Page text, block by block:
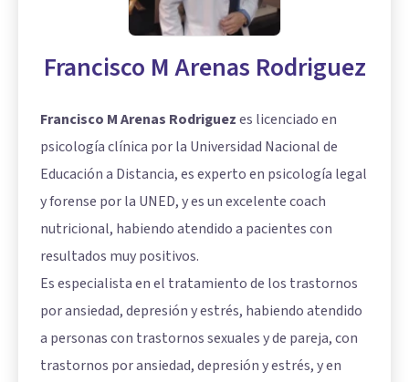
Francisco M Arenas Rodriguez
Francisco M Arenas Rodriguezes licenciado en
psicología clínica por la Universidad Nacional de
Educación a Distancia, es experto en psicología legal
y forense por la UNED, y es un excelente coach
nutricional, habiendo atendido a pacientes con
resultados muy positivos.
Es especialista en el tratamiento de los trastornos
por ansiedad, depresión y estrés, habiendo atendido
a personas con trastornos sexuales y de pareja, con
trastornos por ansiedad, depresión y estrés, y en